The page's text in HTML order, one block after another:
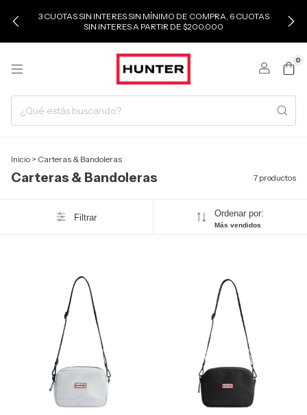
3 CUOTAS SIN INTERES SIN MÍNIMO DE COMPRA, 6 CUOTAS
SIN INTERES A PARTIR DE $200.000
0
Inicio > Carteras & Bandoleras
Carteras & Bandoleras 7 productos
Filtrar Ordenar por:
Más vendidos